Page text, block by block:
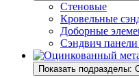
Стеновые
Кровельные
Доборные
Сэндвич
Показать подразделы: